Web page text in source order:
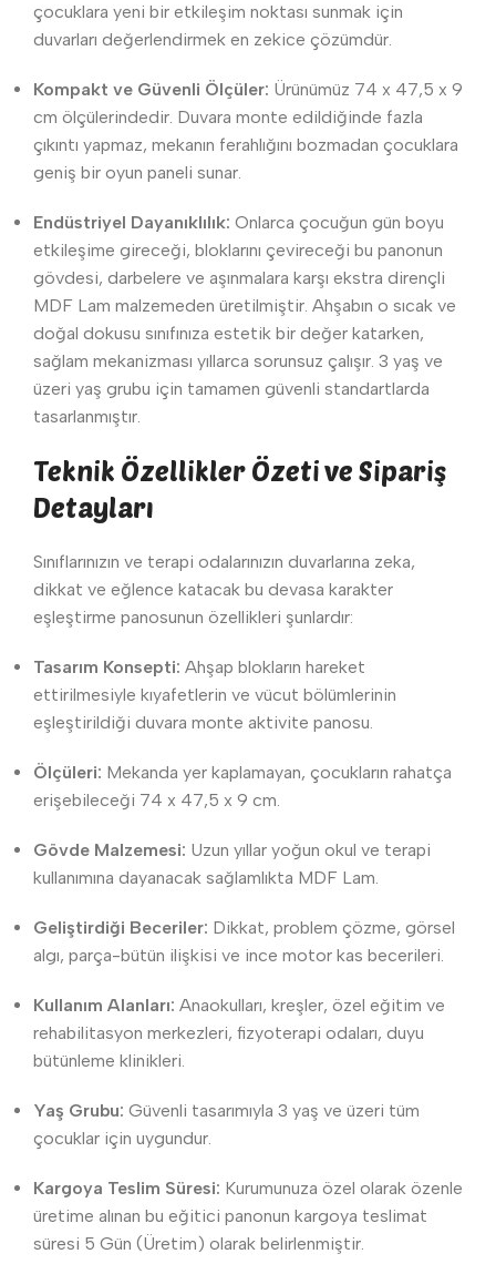
çocuklara yeni bir etkileşim noktası sunmak için
duvarları değerlendirmek en zekice çözümdür.
Kompakt ve Güvenli Ölçüler: Ürünümüz 74 x 47,5 x 9
cm ölçülerindedir. Duvara monte edildiğinde fazla
çıkıntı yapmaz, mekanın ferahlığını bozmadan çocuklara
geniş bir oyun paneli sunar.
Endüstriyel Dayanıklılık: Onlarca çocuğun gün boyu
etkileşime gireceği, bloklarını çevireceği bu panonun
gövdesi, darbelere ve aşınmalara karşı ekstra dirençli
MDF Lam malzemeden üretilmiştir. Ahşabın o sıcak ve
doğal dokusu sınıfınıza estetik bir değer katarken,
sağlam mekanizması yıllarca sorunsuz çalışır. 3 yaş ve
üzeri yaş grubu için tamamen güvenli standartlarda
tasarlanmıştır.
Teknik Özellikler Özeti ve Sipariş
Detayları
Sınıflarınızın ve terapi odalarınızın duvarlarına zeka,
dikkat ve eğlence katacak bu devasa karakter
eşleştirme panosunun özellikleri şunlardır:
Tasarım Konsepti: Ahşap blokların hareket
ettirilmesiyle kıyafetlerin ve vücut bölümlerinin
eşleştirildiği duvara monte aktivite panosu.
Ölçüleri: Mekanda yer kaplamayan, çocukların rahatça
erişebileceği 74 x 47,5 x 9 cm.
Gövde Malzemesi: Uzun yıllar yoğun okul ve terapi
kullanımına dayanacak sağlamlıkta MDF Lam.
Geliştirdiği Beceriler: Dikkat, problem çözme, görsel
algı, parça-bütün ilişkisi ve ince motor kas becerileri.
Kullanım Alanları: Anaokulları, kreşler, özel eğitim ve
rehabilitasyon merkezleri, fizyoterapi odaları, duyu
bütünleme klinikleri.
Yaş Grubu: Güvenli tasarımıyla 3 yaş ve üzeri tüm
çocuklar için uygundur.
Kargoya Teslim Süresi: Kurumunuza özel olarak özenle
üretime alınan bu eğitici panonun kargoya teslimat
süresi 5 Gün (Üretim) olarak belirlenmiştir.